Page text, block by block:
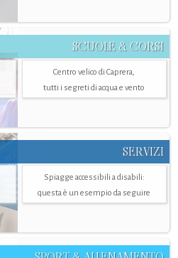
SCUOLE & CORSI
Centro velico di Caprera,
tutti i segreti di acqua e vento
SERVIZI
Spiagge accessibili a disabili:
questa è un esempio da seguire